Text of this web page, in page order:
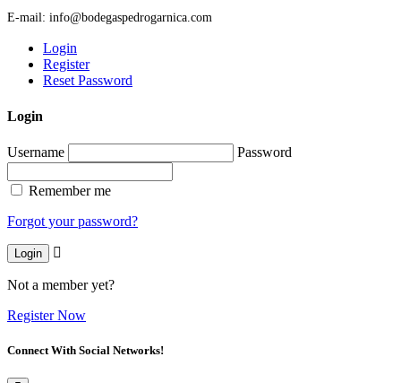
E-mail: info@bodegaspedrogarnica.com
Login
Register
Reset Password
Login
Username Password
Remember me
Forgot your password?
Login
Not a member yet?
Register Now
Connect With Social Networks!